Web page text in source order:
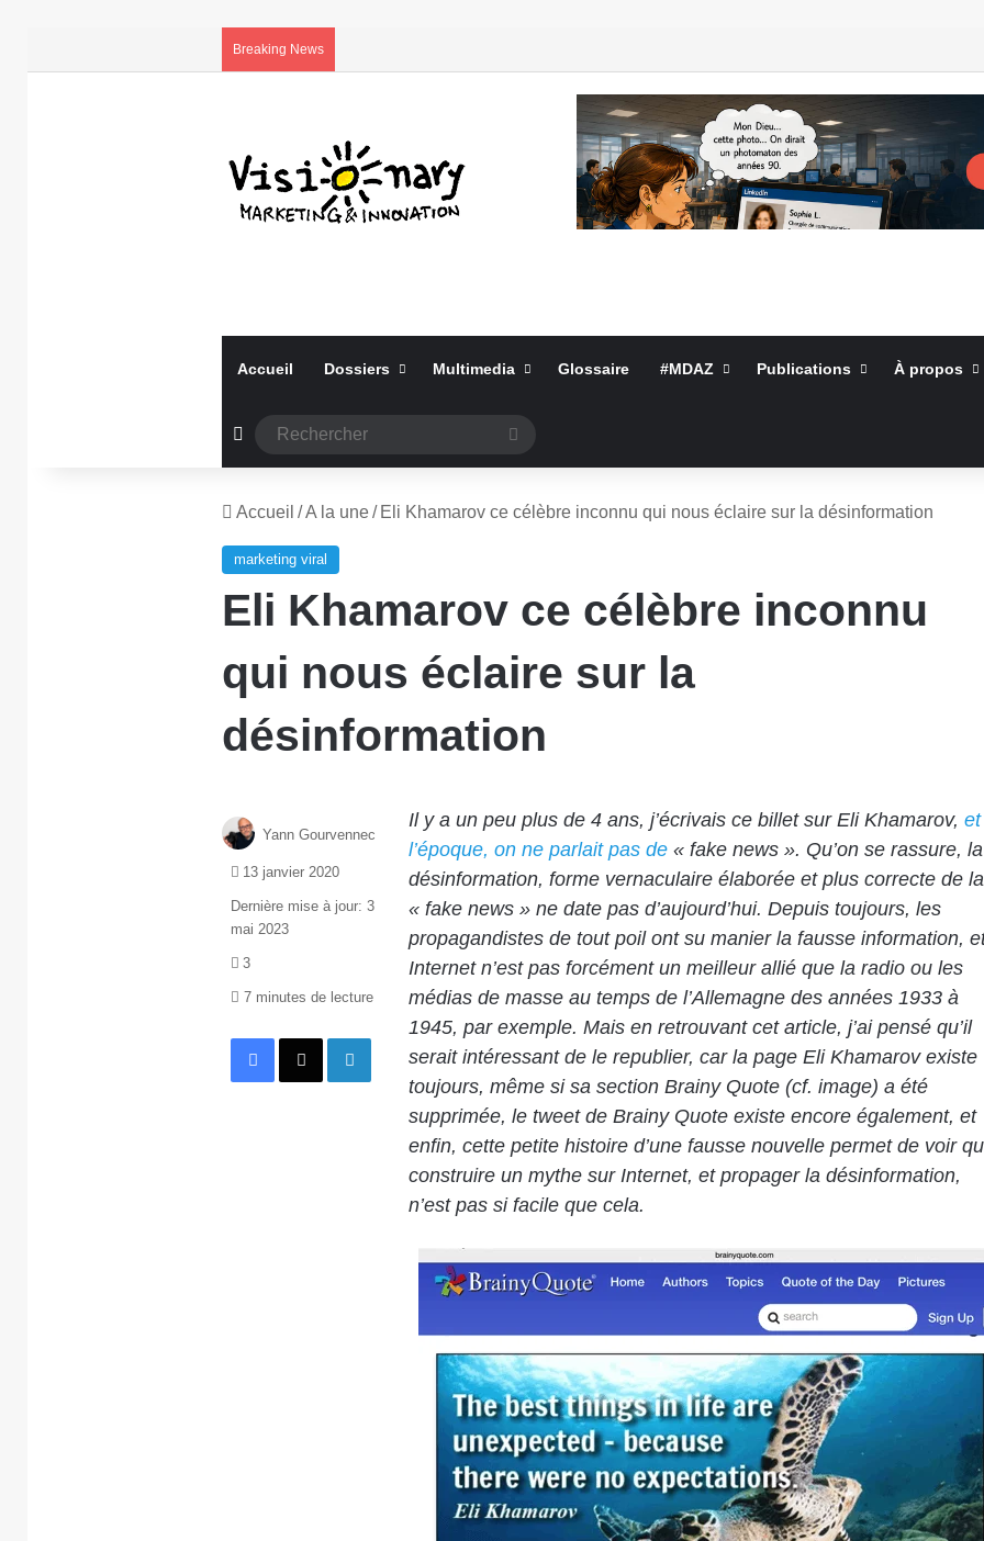
Breaking News
Accueil Dossiers Multimedia Glossaire #MDAZ Publications À propos
Article Aléatoire
Accueil /A la une/ Eli Khamarov ce célèbre inconnu qui nous éclaire sur la désinformation
marketing viral
Eli Khamarov ce célèbre inconnu
qui nous éclaire sur la
désinformation
Il y a un peu plus de 4 ans, j’écrivais ce billet sur Eli Khamarov,
l’époque, on ne parlait pas de« fake news ». Qu’on se rassure, la
désinformation, forme vernaculaire élaborée et plus correcte de la
« fake news » ne date pas d’aujourd’hui. Depuis toujours, les
propagandistes de tout poil ont su manier la fausse information,
Internet n’est pas forcément un meilleur allié que la radio ou les
médias de masse au temps de l’Allemagne des années 1933 à
1945, par exemple. Mais en retrouvant cet article, j’ai pensé qu’il
serait intéressant de le republier, car la page Eli Khamarov existe
toujours, même si sa section Brainy Quote (cf. image) a été
supprimée, le tweet de Brainy Quote existe encore également, et
enfin, cette petite histoire d’une fausse nouvelle permet de voir
construire un mythe sur Internet, et propager la désinformation,
n’est pas si facile que cela.
Yann Gourvennec
13 janvier 2020
Dernière mise à jour: 3
mai 2023
3
7 minutes de lecture
Facebook
X Linkedin